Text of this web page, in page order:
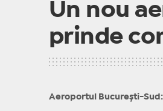
Un nou
prinde
Aeroportul București-